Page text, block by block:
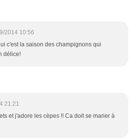
2014 10:56
c'est la saison des champignons qui
délice!
21:21
et j'adore les cèpes !! Ca doit se marier à